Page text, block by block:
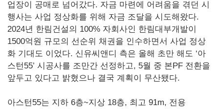
업장이 공매로 넘어갔다. 자금 마련에 어려움을 겪던 시
행사는 사업 정상화를 위해 자금 조달을 시도해왔다.
2024년 한림건설의 100% 자회사인 한림대부개발이
1500억원 규모의 선순위 채권을 인수하면서 사업 정상
화 기대도 이었다. 신유씨앤디 측은 올해 초만 해도 ‘아
스턴55’ 시공사를 조만간 선정하고, 5월 중 본PF 전환을
앞두고 있다고 밝혔으나 결국 계획이 무산됐다.
아스턴55는 지하 6층~지상 18층, 최고 91m, 전용